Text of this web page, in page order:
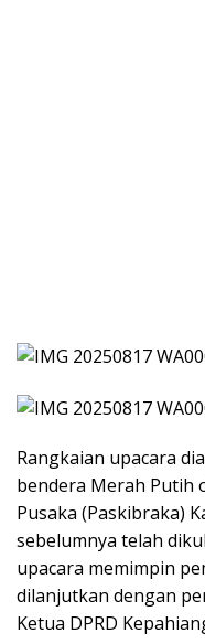
Rangkaian upacara
bendera Merah Putih
Pusaka (Paskibraka)
sebelumnya telah
upacara memimpin
dilanjutkan dengan
Ketua DPRD